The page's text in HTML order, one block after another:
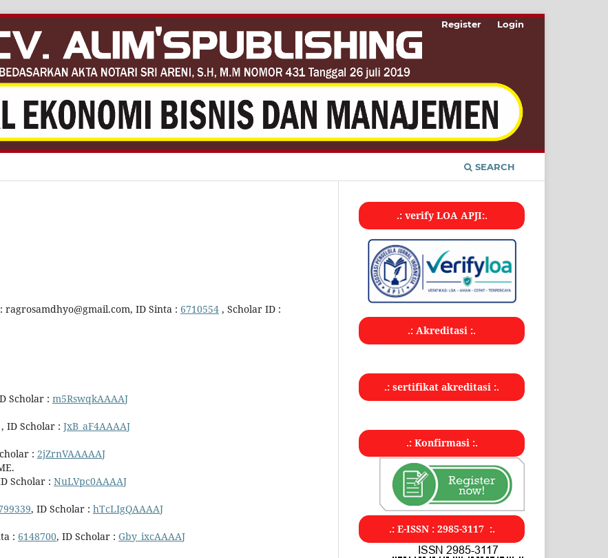
SEARCH
Register Login
ragrosamdhyo@gmail.com, ID Sinta : 6710554 , Scholar ID :
Scholar : m5RswqkAAAAJ
, ID Scholar : JxB_aF4AAAAJ
: 2jZrnVAAAAAJ
Scholar : NuLVpc0AAAAJ
, ID Scholar : hTcLIgQAAAAJ
: 6148700, ID Scholar : Gby_ixcAAAAJ
.: verify LOA APJI:.
.: Akreditasi :.
.: sertifikat akreditasi :.
.: Konfirmasi :.
.: E-ISSN : 2985-3117 :.